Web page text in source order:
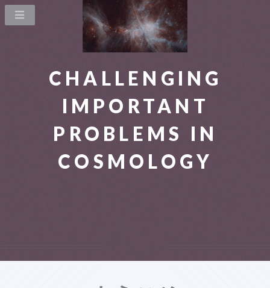
CHALLENGING
IMPORTANT
PROBLEMS IN
COSMOLOGY